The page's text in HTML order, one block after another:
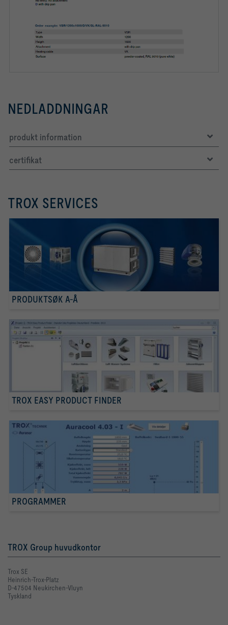
NEDLADDNINGAR
produkt information
certifikat
TROX SERVICES
PRODUKTSØK A-Å
TROX EASY PRODUCT FINDER
PROGRAMMER
TROX Group huvudkontor
Trox SE
Heinrich-Trox-Platz
D-47504 Neukirchen-Vluyn
Tyskland